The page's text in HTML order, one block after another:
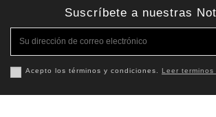
Suscríbete a nuestras
Acepto los términos y condiciones. Leer